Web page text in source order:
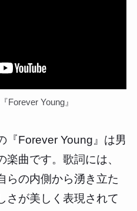
Forever Young』
『Forever Young』は男
楽曲です。歌詞には、
らの内側から湧き立た
さが美しく表現されて